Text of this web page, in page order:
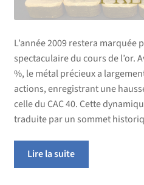
L’année 2009 restera marquée
spectaculaire du cours de l’or.
%, le métal précieux a
actions, enregistrant une
celle du CAC 40. Cette
traduite par un sommet
Lire la suite